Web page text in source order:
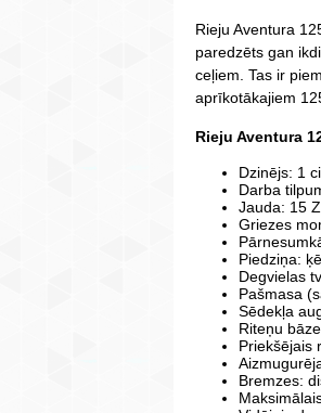
Rieju Aventura
paredzēts gan
ceļiem. Tas ir
aprīkotākajiem
Rieju Aventura
Dzinējs: 1
Darba
Jauda: 15
Griezes
Piedziņa:
Degvielas
Pašmasa
Sēdekļa
Riteņu
Priekšējais
Bremzes: